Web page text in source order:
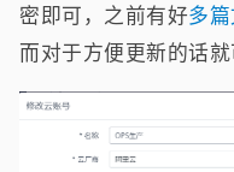
密即可，之前有好多
而对于方便更新的话